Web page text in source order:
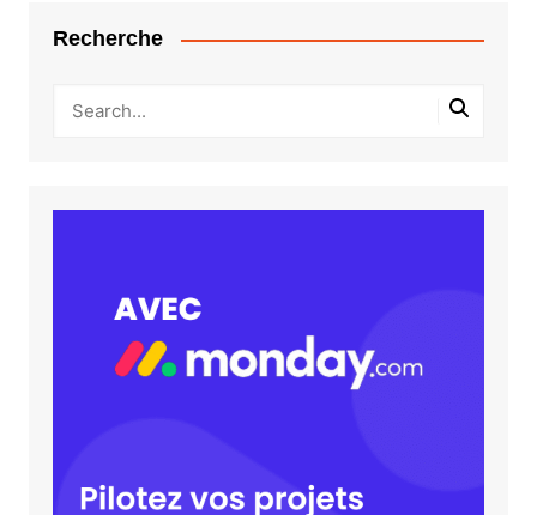
Recherche